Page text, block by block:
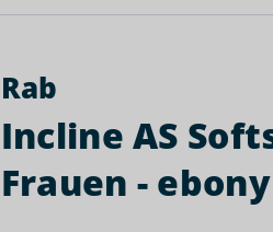
Rab
Incline AS
Frauen - ebony